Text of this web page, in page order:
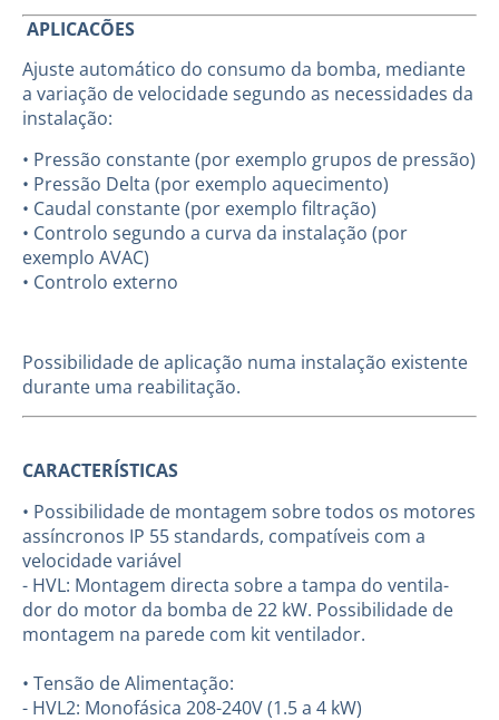
APLICACÕES
Ajuste automático do consumo da bomba, mediante
a variação de velocidade segundo as necessidades da
instalação:
• Pressão constante (por exemplo grupos de pressão)
• Pressão Delta (por exemplo aquecimento)
• Caudal constante (por exemplo filtração)
• Controlo segundo a curva da instalação (por
exemplo AVAC)
• Controlo externo
Possibilidade de aplicação numa instalação existente
durante uma reabilitação.
CARACTERÍSTICAS
• Possibilidade de montagem sobre todos os motores
assíncronos IP 55 standards, compatíveis com a
velocidade variável
- HVL: Montagem directa sobre a tampa do ventila-
dor do motor da bomba de 22 kW. Possibilidade de
montagem na parede com kit ventilador.
• Tensão de Alimentação:
- HVL2: Monofásica 208-240V (1.5 a 4 kW)